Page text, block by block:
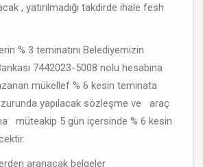
, yatırılmadığı takdirde ihale fesh
3 teminatını Belediyemizin
7442023-5008 nolu hesabına
mükellef % 6 kesin teminata
yapılacak sözleşme ve araç
müteakip 5 gün içersinde % 6 kesin
aranacak belgeler